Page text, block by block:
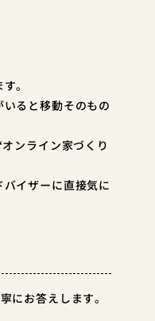
。
ると移動そのもの
ンライン家づくり
イザーに直接気に
にお答えします。